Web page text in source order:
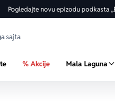
Pogledajte novu epizodu podkasta
% Akcije Mala Laguna